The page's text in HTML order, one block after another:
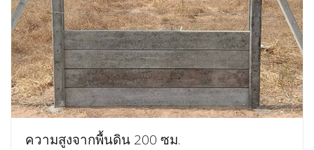
ความสูงจากพื้นดิน 200 ซม.